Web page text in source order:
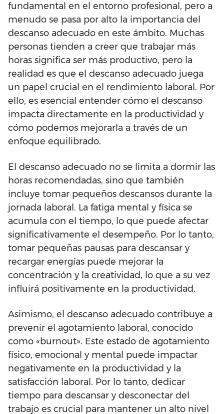
fundamental en el entorno profesional, pero a
menudo se pasa por alto la importancia del
descanso adecuado en este ámbito. Muchas
personas tienden a creer que trabajar más
horas significa ser más productivo, pero la
realidad es que el descanso adecuado juega
un papel crucial en el rendimiento laboral. Por
ello, es esencial entender cómo el descanso
impacta directamente en la productividad y
cómo podemos mejorarla a través de un
enfoque equilibrado.
El descanso adecuado no se limita a dormir las
horas recomendadas, sino que también
incluye tomar pequeños descansos durante la
jornada laboral. La fatiga mental y física se
acumula con el tiempo, lo que puede afectar
significativamente el desempeño. Por lo tanto,
tomar pequeñas pausas para descansar y
recargar energías puede mejorar la
concentración y la creatividad, lo que a su vez
influirá positivamente en la productividad.
Asimismo, el descanso adecuado contribuye a
prevenir el agotamiento laboral, conocido
como «burnout». Este estado de agotamiento
físico, emocional y mental puede impactar
negativamente en la productividad y la
satisfacción laboral. Por lo tanto, dedicar
tiempo para descansar y desconectar del
trabajo es crucial para mantener un alto nivel